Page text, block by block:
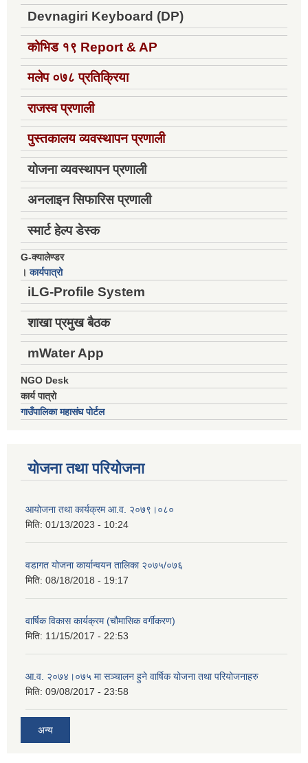
Devnagiri Keyboard (DP)
कोभिड १९ Report & AP
मलेप ०७८ प्रतिक्रिया
राजस्व प्रणाली
पुस्तकालय व्यवस्थापन प्रणाली
योजना व्यवस्थापन प्रणाली
अनलाइन सिफारिस प्रणाली
स्मार्ट हेल्प डेस्क
G-क्यालेण्डर
।कार्यपात्रो
iLG-Profile System
शाखा प्रमुख बैठक
mWater App
NGO Desk
कार्य पात्रो
गाउँपालिका महासंघ पोर्टल
योजना तथा परियोजना
आयोजना तथा कार्यक्रम आ.व. २०७९।०८०
मिति: 01/13/2023 - 10:24
वडागत योजना कार्यान्वयन तालिका २०७५/०७६
मिति: 08/18/2018 - 19:17
वार्षिक विकास कार्यक्रम (चौमासिक वर्गीकरण)
मिति: 11/15/2017 - 22:53
आ.व. २०७४।०७५ मा सञ्चालन हुने वार्षिक योजना तथा परियोजनाहरु
मिति: 09/08/2017 - 23:58
अन्य